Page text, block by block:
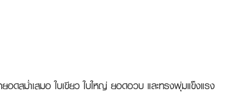
ยอดสม่ำเสมอ ใบเขียว ใบใหญ่ ยอดอวบ และทรงพุ่มแข็งแรง